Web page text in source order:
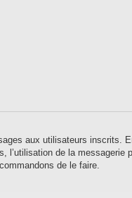
aux utilisateurs
de la
de le faire.